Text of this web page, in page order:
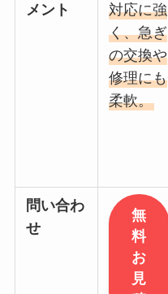
メント
対応に強
く、急ぎ
の交換や
修理にも
柔軟。
問い合わ
せ
無
料
お
見